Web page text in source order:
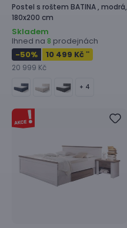
Postel s roštem BATINA , modrá,
180x200 cm
Skladem
Ihned na 8 prodejnách
-50% 10 499 Kč **
20 999 Kč
+ 4